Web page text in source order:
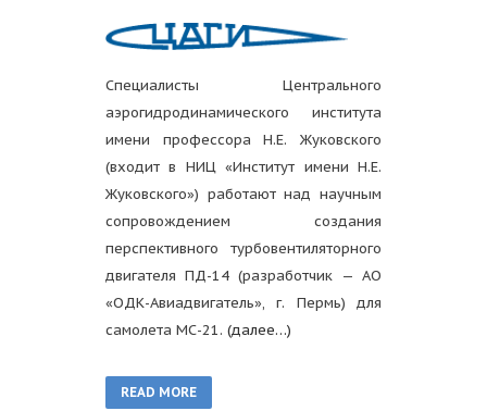
Специалисты Центрального
аэрогидродинамического института
имени профессора Н.Е. Жуковского
(входит в НИЦ «Институт имени Н.Е.
Жуковского») работают над научным
сопровождением создания
перспективного турбовентиляторного
двигателя ПД-14 (разработчик — АО
«ОДК-Авиадвигатель», г. Пермь) для
самолета МС-21. (далее…)
READ MORE